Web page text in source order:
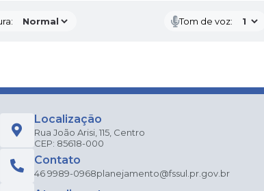
Tom de voz:
Localização
Rua João Arisi, 115, Centro
CEP: 85618-000
Contato
46 9989-0968planejamento@fssul.pr.gov.br